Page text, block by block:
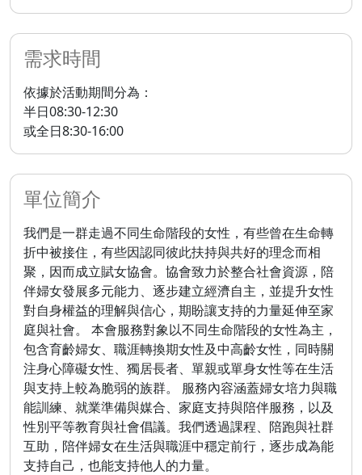
需求時間
依據於活動期間分為：
半日08:30-12:30
或全日8:30-16:00
單位簡介
我們是一群走過不同生命階段的女性，有些曾在生命轉
折中被接住，有些因認同彼此扶持與共好的理念而相
聚，因而成立賦女協會。協會致力於整合社會資源，陪
伴婦女發展多元能力、逐步建立經濟自主，並提升女性
對自身權益的理解與信心，期盼讓支持的力量延伸至家
庭與社會。 本會服務對象以不同生命階段的女性為主，
包含育齡婦女、職涯轉換期女性及中高齡女性，同時關
注身心障礙女性、獨居長者、單親或單身女性等在生活
與支持上較為脆弱的族群。 服務內容涵蓋婦女培力與職
能訓練、就業準備與媒合、家庭支持與陪伴服務，以及
性別平等教育與社會倡議。我們透過課程、陪跑與社群
互助，陪伴婦女在生活與職涯中穩定前行，逐步成為能
支持自己，也能支持他人的力量。